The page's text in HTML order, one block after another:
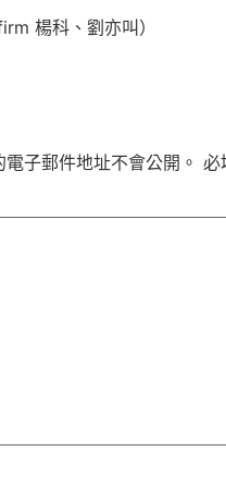
楊科、劉亦叫）
子郵件地址不會公開。 必